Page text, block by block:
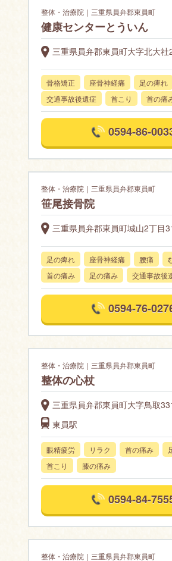
整体・治療院｜三重県員弁郡東員町
健康センターとういん
三重県員弁郡東員町大字北大
骨格矯正 座骨神経痛 足の痺れ
交通事故後遺症
首こり 首の痛
0594-86-
整体・治療院｜三重県員弁郡東員町
笹尾接骨院
三重県員弁郡東員町城山2丁目
足の痺れ 座骨神経痛 腰痛
首の痛み
足の痛み 交通事故後
0594-76-
整体・治療院｜三重県員弁郡東員町
整体の心杖
三重県員弁郡東員町大字鳥取
東員駅
眼精疲労 リラク 首の痛み
首こり
膝の痛み
0594-84-
整体・治療院｜三重県員弁郡東員町